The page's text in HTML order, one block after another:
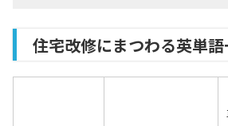
住宅改修にまつわる英単